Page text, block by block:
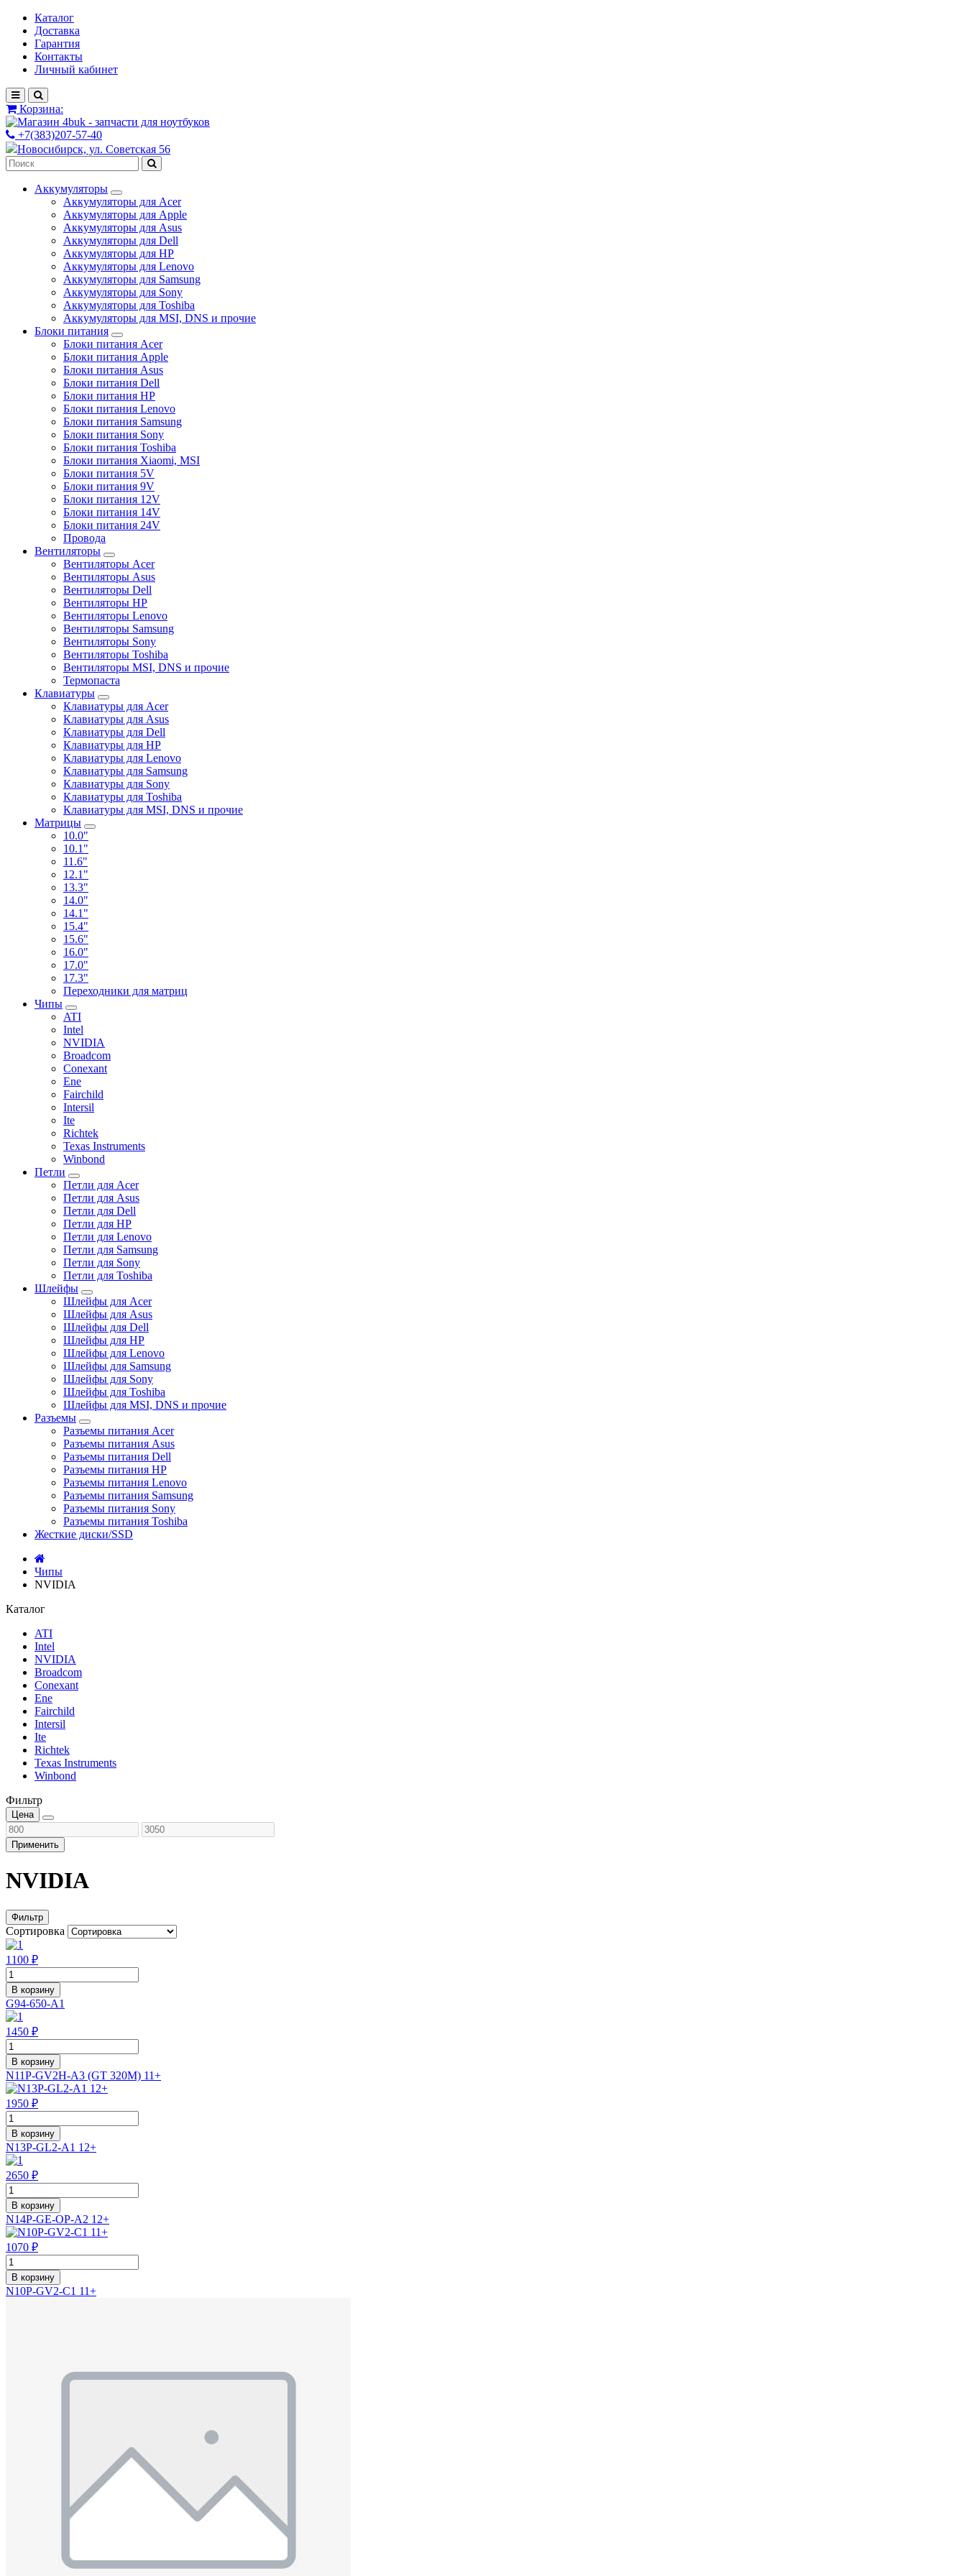
Каталог
Доставка
Гарантия
Контакты
Личный кабинет
Корзина:
+7(383)207-57-40
Новосибирск, ул. Советская 56
Аккумуляторы
Аккумуляторы для Acer
Аккумуляторы для Apple
Аккумуляторы для Asus
Аккумуляторы для Dell
Аккумуляторы для HP
Аккумуляторы для Lenovo
Аккумуляторы для Samsung
Аккумуляторы для Sony
Аккумуляторы для Toshiba
Аккумуляторы для MSI, DNS и прочие
Блоки питания
Блоки питания Acer
Блоки питания Apple
Блоки питания Asus
Блоки питания Dell
Блоки питания HP
Блоки питания Lenovo
Блоки питания Samsung
Блоки питания Sony
Блоки питания Toshiba
Блоки питания Xiaomi, MSI
Блоки питания 5V
Блоки питания 9V
Блоки питания 12V
Блоки питания 14V
Блоки питания 24V
Провода
Вентиляторы
Вентиляторы Acer
Вентиляторы Asus
Вентиляторы Dell
Вентиляторы HP
Вентиляторы Lenovo
Вентиляторы Samsung
Вентиляторы Sony
Вентиляторы Toshiba
Вентиляторы MSI, DNS и прочие
Термопаста
Клавиатуры
Клавиатуры для Acer
Клавиатуры для Asus
Клавиатуры для Dell
Клавиатуры для HP
Клавиатуры для Lenovo
Клавиатуры для Samsung
Клавиатуры для Sony
Клавиатуры для Toshiba
Клавиатуры для MSI, DNS и прочие
Матрицы
10.0"
10.1"
11.6"
12.1"
13.3"
14.0"
14.1"
15.4"
15.6"
16.0"
17.0"
17.3"
Переходники для матриц
Чипы
ATI
Intel
NVIDIA
Broadcom
Conexant
Ene
Fairchild
Intersil
Ite
Richtek
Texas Instruments
Winbond
Петли
Петли для Acer
Петли для Asus
Петли для Dell
Петли для HP
Петли для Lenovo
Петли для Samsung
Петли для Sony
Петли для Toshiba
Шлейфы
Шлейфы для Acer
Шлейфы для Asus
Шлейфы для Dell
Шлейфы для HP
Шлейфы для Lenovo
Шлейфы для Samsung
Шлейфы для Sony
Шлейфы для Toshiba
Шлейфы для MSI, DNS и прочие
Разъемы
Разъемы питания Acer
Разъемы питания Asus
Разъемы питания Dell
Разъемы питания HP
Разъемы питания Lenovo
Разъемы питания Samsung
Разъемы питания Sony
Разъемы питания Toshiba
Жесткие диски/SSD
Чипы
NVIDIA
Каталог
ATI
Intel
NVIDIA
Broadcom
Conexant
Ene
Fairchild
Intersil
Ite
Richtek
Texas Instruments
Winbond
Фильтр
Цена
Применить
NVIDIA
Фильтр
Сортировка
1100 ₽
В корзину
G94-650-A1
1450 ₽
В корзину
N11P-GV2H-A3 (GT 320M) 11+
1950 ₽
В корзину
N13P-GL2-A1 12+
2650 ₽
В корзину
N14P-GE-OP-A2 12+
1070 ₽
В корзину
N10P-GV2-C1 11+